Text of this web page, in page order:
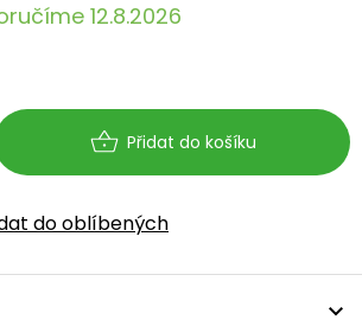
12.8.2026
Přidat do košíku
do oblíbených